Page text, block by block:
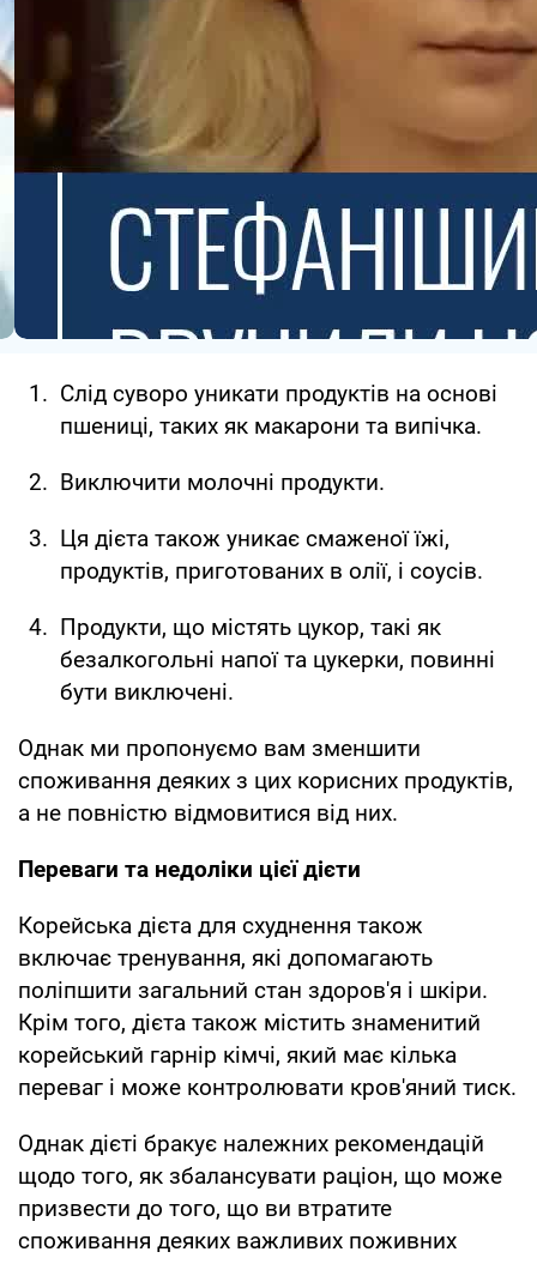
Слід суворо уникати продуктів на основі
пшениці, таких як макарони та випічка.
Виключити молочні продукти.
Ця дієта також уникає смаженої їжі,
продуктів, приготованих в олії, і соусів.
Продукти, що містять цукор, такі як
безалкогольні напої та цукерки, повинні
бути виключені.
Однак ми пропонуємо вам зменшити
споживання деяких з цих корисних продуктів,
а не повністю відмовитися від них.
Переваги та недоліки цієї дієти
Корейська дієта для схуднення також
включає тренування, які допомагають
поліпшити загальний стан здоров'я і шкіри.
Крім того, дієта також містить знаменитий
корейський гарнір кімчі, який має кілька
переваг і може контролювати кров'яний тиск.
Однак дієті бракує належних рекомендацій
щодо того, як збалансувати раціон, що може
призвести до того, що ви втратите
споживання деяких важливих поживних